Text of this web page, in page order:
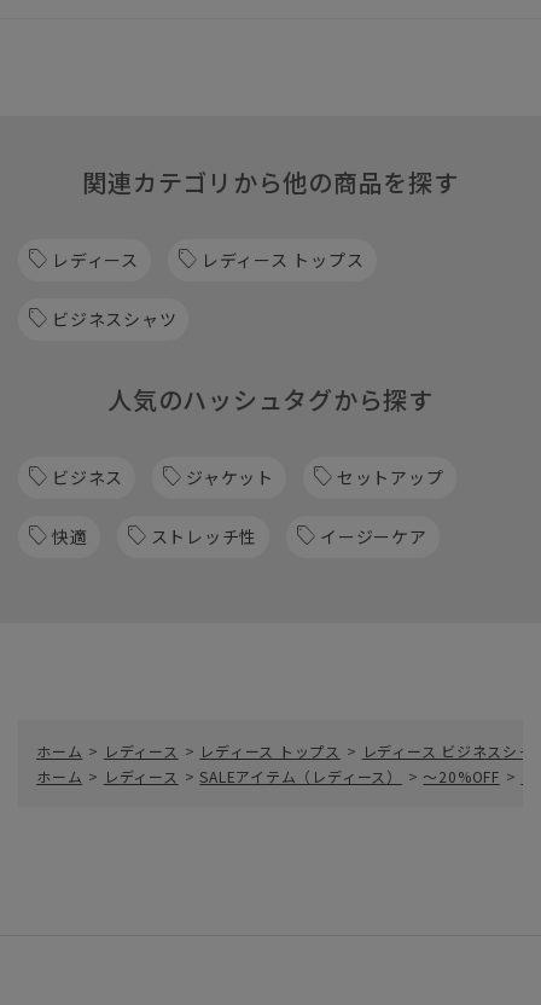
関連カテゴリから他の商品を探す
レディース レディース トップス
ビジネスシャツ
人気のハッシュタグから探す
ビジネス ジャケット セットアップ
快適 ストレッチ性 イージーケア
ホーム > レディース > レディース トップス > レディース ビジネスシャ
ホーム > レディース > SALEアイテム（レディース） > ～20%OFF >